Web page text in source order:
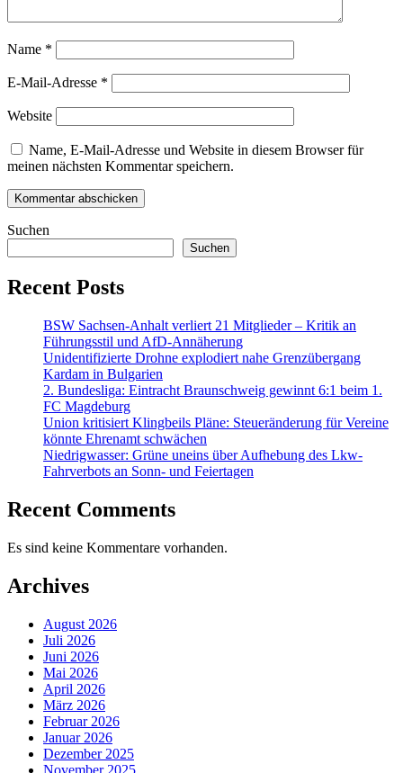
Name *
E-Mail-Adresse *
Website
Name, E-Mail-Adresse und Website in diesem Browser für
meinen nächsten Kommentar speichern.
Suchen
Suchen
Recent Posts
BSW Sachsen-Anhalt verliert 21 Mitglieder – Kritik an
Führungsstil und AfD-Annäherung
Unidentifizierte Drohne explodiert nahe Grenzübergang
Kardam in Bulgarien
2. Bundesliga: Eintracht Braunschweig gewinnt 6:1 beim 1.
FC Magdeburg
Union kritisiert Klingbeils Pläne: Steueränderung für Vereine
könnte Ehrenamt schwächen
Niedrigwasser: Grüne uneins über Aufhebung des Lkw-
Fahrverbots an Sonn- und Feiertagen
Recent Comments
Es sind keine Kommentare vorhanden.
Archives
August 2026
Juli 2026
Juni 2026
Mai 2026
April 2026
März 2026
Februar 2026
Januar 2026
Dezember 2025
November 2025